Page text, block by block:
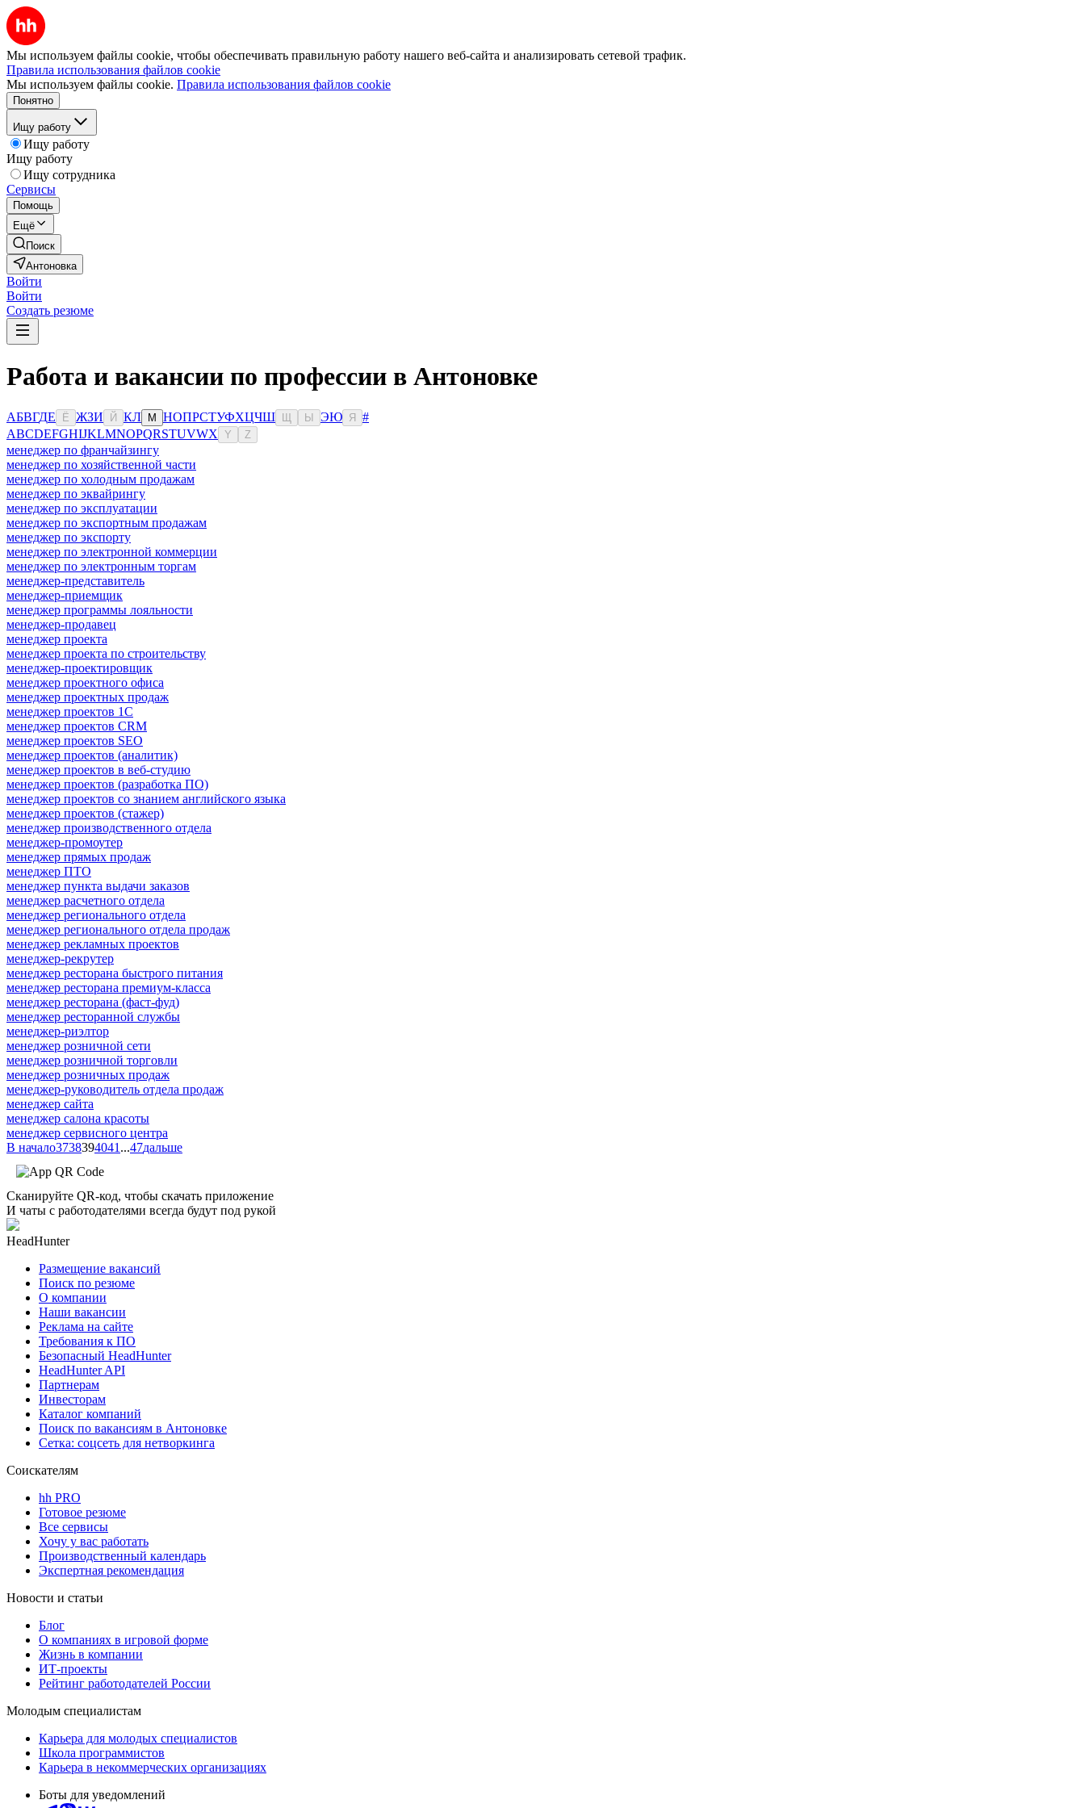
Мы используем файлы cookie, чтобы обеспечивать правильную работу нашего веб-сайта и анализировать сетевой трафик.
Правила использования файлов cookie
Мы используем файлы cookie. Правила использования файлов cookie
Понятно
Ищу работу
Ищу работу
Ищу работу
Ищу сотрудника
Сервисы
Помощь
Ещё
Поиск
Антоновка
Войти
Войти
Создать резюме
Работа и вакансии по профессии в Антоновке
АБВГДЕ Ё ЖЗИ Й КЛ М НОПРСТУФХЦЧШ Ы ЭЮ Я
#
ABCDEFGHIJKLMNOPQRSTUVWX Y Z
менеджер по франчайзингу
менеджер по хозяйственной части
менеджер по холодным продажам
менеджер по эквайрингу
менеджер по эксплуатации
менеджер по экспортным продажам
менеджер по экспорту
менеджер по электронной коммерции
менеджер по электронным торгам
менеджер-представитель
менеджер-приемщик
менеджер программы лояльности
менеджер-продавец
менеджер проекта
менеджер проекта по строительству
менеджер-проектировщик
менеджер проектного офиса
менеджер проектных продаж
менеджер проектов 1С
менеджер проектов CRM
менеджер проектов SEO
менеджер проектов (аналитик)
менеджер проектов в веб-студию
менеджер проектов (разработка ПО)
менеджер проектов со знанием английского языка
менеджер проектов (стажер)
менеджер производственного отдела
менеджер-промоутер
менеджер прямых продаж
менеджер ПТО
менеджер пункта выдачи заказов
менеджер расчетного отдела
менеджер регионального отдела
менеджер регионального отдела продаж
менеджер рекламных проектов
менеджер-рекрутер
менеджер ресторана быстрого питания
менеджер ресторана премиум-класса
менеджер ресторана (фаст-фуд)
менеджер ресторанной службы
менеджер-риэлтор
менеджер розничной сети
менеджер розничной торговли
менеджер розничных продаж
менеджер-руководитель отдела продаж
менеджер сайта
менеджер салона красоты
менеджер сервисного центра
В начало3738394041 ...47дальше
Сканируйте QR-код, чтобы скачать приложение
И чаты с работодателями всегда будут под рукой
HeadHunter
Размещение вакансий
Поиск по резюме
О компании
Наши вакансии
Реклама на сайте
Требования к ПО
Безопасный HeadHunter
HeadHunter API
Партнерам
Инвесторам
Каталог компаний
Поиск по вакансиям в Антоновке
Сетка: соцсеть для нетворкинга
Соискателям
hh PRO
Готовое резюме
Все сервисы
Хочу у вас работать
Производственный календарь
Экспертная рекомендация
Новости и статьи
Блог
О компаниях в игровой форме
Жизнь в компании
ИТ-проекты
Рейтинг работодателей России
Молодым специалистам
Карьера для молодых специалистов
Школа программистов
Карьера в некоммерческих организациях
Боты для уведомлений